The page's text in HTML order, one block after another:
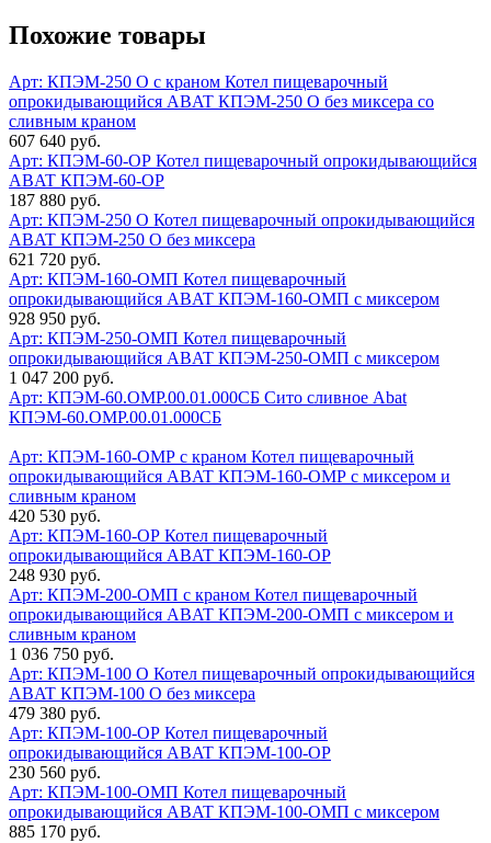
Похожие товары
Арт: КПЭМ-250 О с краном Котел пищеварочный
опрокидывающийся ABAT КПЭМ-250 О без миксера со
сливным краном
607 640 руб.
Арт: КПЭМ-60-ОР Котел пищеварочный опрокидывающийся
ABAT КПЭМ-60-ОР
187 880 руб.
Арт: КПЭМ-250 О Котел пищеварочный опрокидывающийся
ABAT КПЭМ-250 О без миксера
621 720 руб.
Арт: КПЭМ-160-ОМП Котел пищеварочный
опрокидывающийся ABAT КПЭМ-160-ОМП с миксером
928 950 руб.
Арт: КПЭМ-250-ОМП Котел пищеварочный
опрокидывающийся ABAT КПЭМ-250-ОМП с миксером
1 047 200 руб.
Арт: КПЭМ-60.ОМР.00.01.000СБ Сито сливное Abat
КПЭМ-60.ОМР.00.01.000СБ
Арт: КПЭМ-160-ОМР с краном Котел пищеварочный
опрокидывающийся ABAT КПЭМ-160-ОМР с миксером и
сливным краном
420 530 руб.
Арт: КПЭМ-160-ОР Котел пищеварочный
опрокидывающийся ABAT КПЭМ-160-ОР
248 930 руб.
Арт: КПЭМ-200-ОМП с краном Котел пищеварочный
опрокидывающийся ABAT КПЭМ-200-ОМП с миксером и
сливным краном
1 036 750 руб.
Арт: КПЭМ-100 О Котел пищеварочный опрокидывающийся
ABAT КПЭМ-100 О без миксера
479 380 руб.
Арт: КПЭМ-100-ОР Котел пищеварочный
опрокидывающийся ABAT КПЭМ-100-ОР
230 560 руб.
Арт: КПЭМ-100-ОМП Котел пищеварочный
опрокидывающийся ABAT КПЭМ-100-ОМП с миксером
885 170 руб.